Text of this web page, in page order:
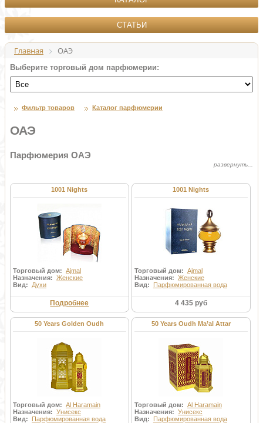
СТАТЬИ
Главная ОАЭ
Выберите торговый дом парфюмерии:
Фильтр товаров Каталог парфюмерии
ОАЭ
Парфюмерия ОАЭ
1001 Nights
Торговый дом: Ajmal
Назначения: Женские
Вид: Духи
Подробнее
1001 Nights
Торговый дом: Ajmal
Назначения: Женские
Вид: Парфюмированная вода
4 435 руб
50 Years Golden Oudh
Торговый дом: Al Haramain
Назначения: Унисекс
Вид: Парфюмированная вода
50 Years Oudh Ma’al Attar
Торговый дом: Al Haramain
Назначения: Унисекс
Вид: Парфюмированная вода